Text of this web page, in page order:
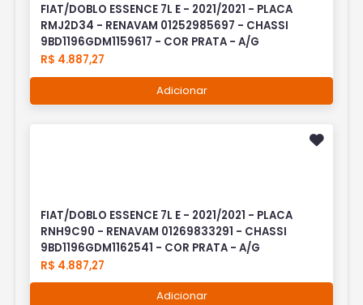
FIAT/DOBLO ESSENCE 7L E - 2021/2021 - PLACA
RMJ2D34 - RENAVAM 01252985697 - CHASSI
9BD1196GDM1159617 - COR PRATA - A/G
R$ 4.887,27
Adicionar
FIAT/DOBLO ESSENCE 7L E - 2021/2021 - PLACA
RNH9C90 - RENAVAM 01269833291 - CHASSI
9BD1196GDM1162541 - COR PRATA - A/G
R$ 4.887,27
Adicionar